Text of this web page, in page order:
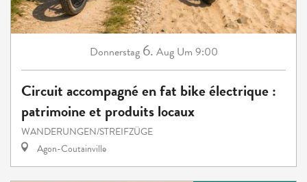
Donnerstag 6. Aug Um 9:00
Circuit accompagné en fat bike électrique :
patrimoine et produits locaux
WANDERUNGEN/STREIFZÜGE
Agon-Coutainville